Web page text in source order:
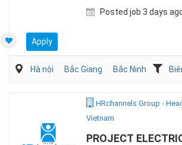
NGHIỆM)
Posted job 3 days
Apply
Hà nội Bắc Giang Bắc Ninh
HRchannels Group -
Vietnam
PROJECT